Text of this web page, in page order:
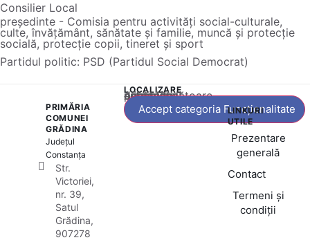
Consilier Local
președinte - Comisia pentru activități social-culturale,
culte, învățământ, sănătate și familie, muncă și protecție
socială, protecție copii, tineret și sport
Partidul politic: PSD (Partidul Social Democrat)
PRIMĂRIA
COMUNEI
GRĂDINA
Județul
Constanța
Str.
Victoriei,
nr. 39,
Satul
Grădina,
907278
LOCALIZARE
Acest conținut este blocat până când acceptați categoria corespunzătoare de cookie-uri.
Accept categoria Funcționalitate
LINKURI
UTILE
Prezentare
generală
Contact
Termeni și
condiții